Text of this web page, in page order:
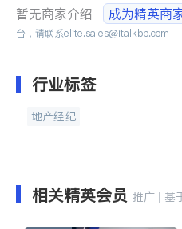
暂无商家介绍 成为精英商
台，请联系elite.sales@italkbb.com
行业标签
地产经纪
相关精英会员 推广 | 基